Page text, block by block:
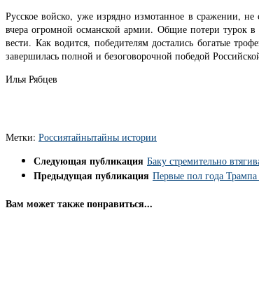
Русское войско, уже изрядно измотанное в сражении,
вчера огромной османской армии. Общие потери турок в
вести. Как водится, победителям достались богатые
завершилась полной и безоговорочной победой
Илья Рябцев
Метки: Россиятайнытайны истории
Следующая публикация Баку стремительно
Предыдущая публикация Первые пол года
Вам может также понравиться...